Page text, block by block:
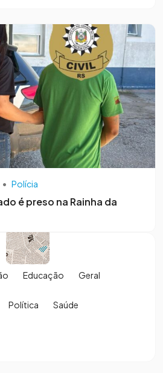
• Polícia
é preso na Rainha da
Educação Geral
Política Saúde